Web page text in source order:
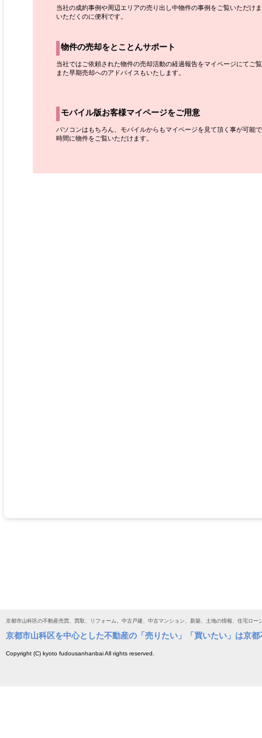
当社の成約事例や周辺エリアの売り出し中物件の事例をご覧いただけ
いただくのに便利です。
物件の売却をとことんサポート
当社ではご依頼された物件の売却活動の経過報告をマイページにてご
また早期売却へのアドバイスもいたします。
モバイル版お客様マイページをご用意
パソコンはもちろん、モバイルからもマイページを見て頂く事が可能
時間に物件をご覧いただけます。
京都市山科区の不動産売買、買取、リフォーム。中古戸建、中古マンション、新築、土地の情報、住宅ロー
京都市山科区を中心とした不動産の「売りたい」「買いたい」は京
Copyright (C) kyoto fudousanhanbai All rights reserved.